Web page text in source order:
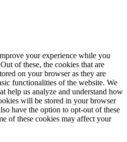
your experience while you
of these, the cookies that are
on your browser as they are
functionalities of the website. We
help us analyze and understand how
will be stored in your browser
have the option to opt-out of these
of these cookies may affect your